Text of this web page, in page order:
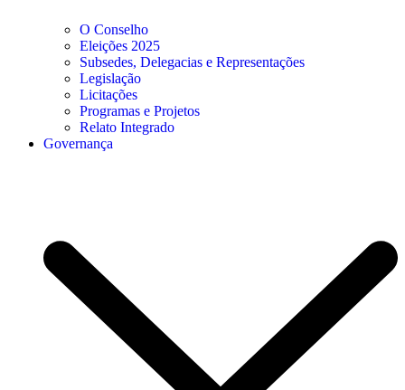
O Conselho
Eleições 2025
Subsedes, Delegacias e Representações
Legislação
Licitações
Programas e Projetos
Relato Integrado
Governança